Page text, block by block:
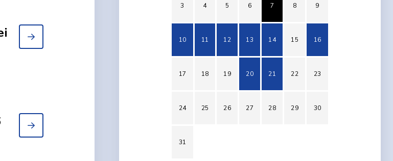
3 4 5 6 7 8 9
10 11 12 13 14 15 16
17 18 19 20 21 22 23
24 25 26 27 28 29 30
31